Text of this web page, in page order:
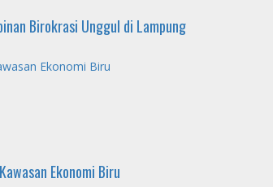
Birokrasi Unggul di Lampung
Ekonomi Biru
Ekonomi Biru